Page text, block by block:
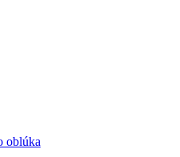
oblúka